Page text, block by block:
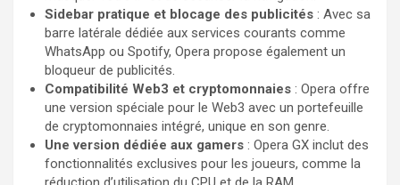
Sidebar pratique et blocage des publicités : Avec sa
barre latérale dédiée aux services courants comme
WhatsApp ou Spotify, Opera propose également un
bloqueur de publicités.
Compatibilité Web3 et cryptomonnaies : Opera offre
une version spéciale pour le Web3 avec un portefeuille
de cryptomonnaies intégré, unique en son genre.
Une version dédiée aux gamers : Opera GX inclut des
fonctionnalités exclusives pour les joueurs, comme la